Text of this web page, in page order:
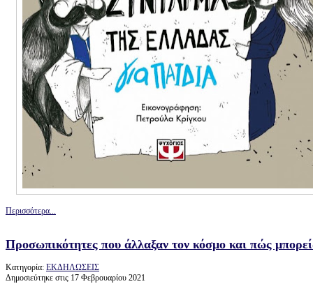
Περισσότερα...
Προσωπικότητες που άλλαξαν τον κόσμο και πώς
Κατηγορία: ΕΚΔΗΛΩΣΕΙΣ
Δημοσιεύτηκε στις 17 Φεβρουαρίου 2021